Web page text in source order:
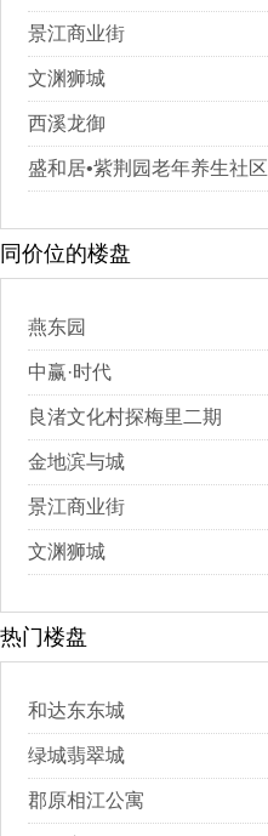
景江商业街
文渊狮城
西溪龙御
盛和居•紫荆园老年养生社区
同价位的楼盘
燕东园
中赢·时代
良渚文化村探梅里二期
金地滨与城
景江商业街
文渊狮城
热门楼盘
和达东东城
绿城翡翠城
郡原相江公寓